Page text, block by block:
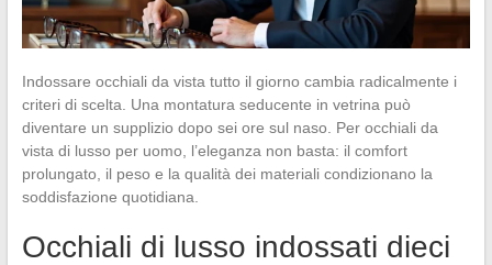
Indossare occhiali da vista tutto il giorno cambia radicalmente i
criteri di scelta. Una montatura seducente in vetrina può
diventare un supplizio dopo sei ore sul naso. Per occhiali da
vista di lusso per uomo, l’eleganza non basta: il comfort
prolungato, il peso e la qualità dei materiali condizionano la
soddisfazione quotidiana.
Occhiali di lusso indossati dieci